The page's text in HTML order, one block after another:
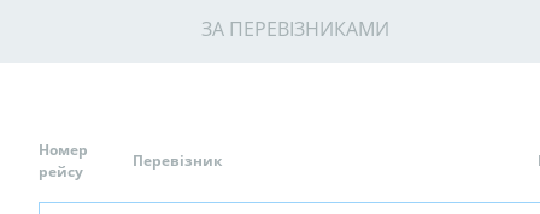
ЗА ПЕРЕВІЗНИКАМИ
Номер
рейсу
Перевізник